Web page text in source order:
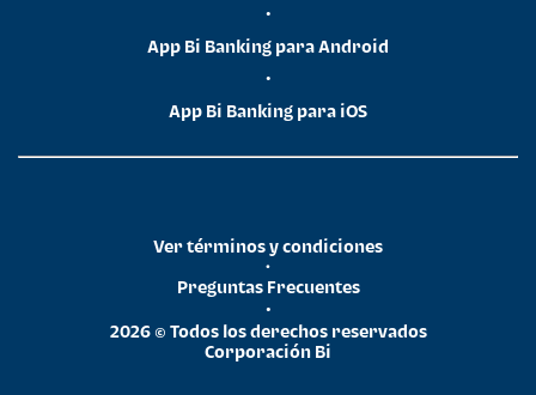
•
App Bi Banking para Android
•
App Bi Banking para iOS
2026 © Todos los derechos reservados
Corporación Bi
•
Preguntas Frecuentes
•
Ver términos y condiciones